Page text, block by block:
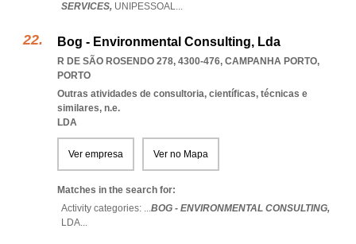
SERVICES, UNIPESSOAL...
Bog - Environmental Consulting, Lda
R DE SÃO ROSENDO 278, 4300-476, CAMPANHA PORTO,
PORTO
Outras atividades de consultoria, científicas, técnicas e
similares, n.e.
LDA
Ver empresa Ver no Mapa
Matches in the search for:
Activity categories: ...BOG - ENVIRONMENTAL CONSULTING,
LDA...